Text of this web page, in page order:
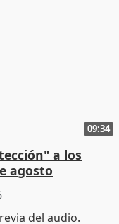
09:34
a los
agosto